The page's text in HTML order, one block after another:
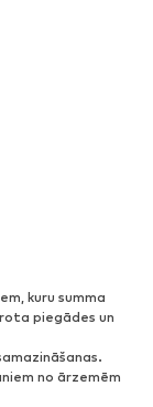
kuru summa
piegādes un
no ārzemēm